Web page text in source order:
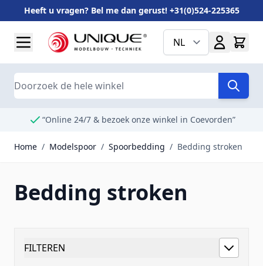
Heeft u vragen? Bel me dan gerust! +31(0)524-225365
NL
Search
“Online 24/7 & bezoek onze winkel in Coevorden”
Home / Modelspoor / Spoorbedding / Bedding stroken
Bedding stroken
FILTEREN